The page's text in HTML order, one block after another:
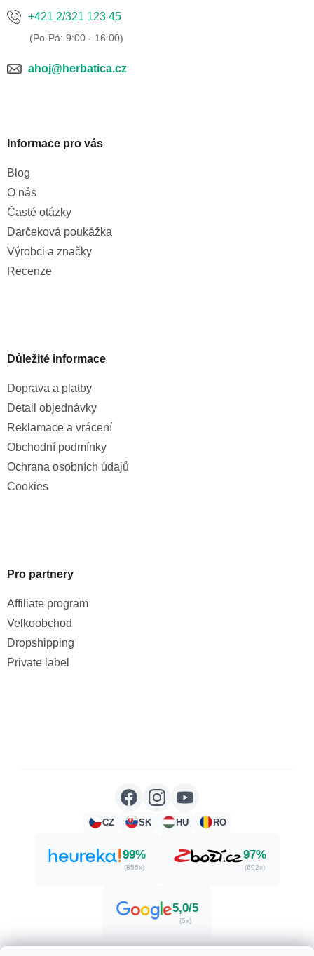
+421 2/321 123 45
ahoj@herbatica.cz
Informace pro vás
Blog
O nás
Časté otázky
Darčeková poukážka
Výrobci a značky
Recenze
Důležité informace
Doprava a platby
Detail objednávky
Reklamace a vrácení
Obchodní podmínky
Ochrana osobních údajů
Cookies
Pro partnery
Affiliate program
Velkoobchod
Dropshipping
Private label
CZ SK HU RO
99%
(855x)
97%
(692x)
5,0/5
(5x)